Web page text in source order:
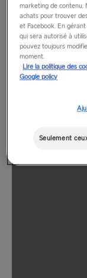
marketing de contenu.
achats pour trouver
et Facebook. En
qui sera autorisé à
pouvez toujours
moment.
Lire la politique des
Google policy
Seulement